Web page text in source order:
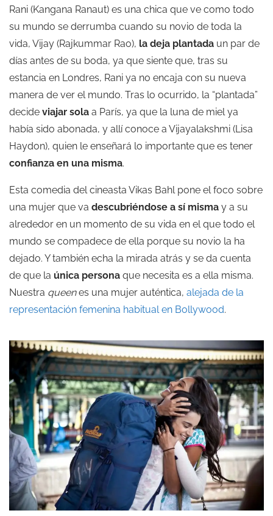
Rani (Kangana Ranaut) es una chica que ve como todo
su mundo se derrumba cuando su novio de toda la
vida, Vijay (Rajkummar Rao), la deja plantada un par de
días antes de su boda, ya que siente que, tras su
estancia en Londres, Rani ya no encaja con su nueva
manera de ver el mundo. Tras lo ocurrido, la “plantada”
decide viajar sola a París, ya que la luna de miel ya
había sido abonada, y allí conoce a Vijayalakshmi (Lisa
Haydon), quien le enseñará lo importante que es tener
confianza en una misma.
Esta comedia del cineasta Vikas Bahl pone el foco sobre
una mujer que va descubriéndose a sí misma y a su
alrededor en un momento de su vida en el que todo el
mundo se compadece de ella porque su novio la ha
dejado. Y también echa la mirada atrás y se da cuenta
de que la única persona que necesita es a ella misma.
Nuestra queenes una mujer auténtica, alejada de la
representación femenina habitual en Bollywood.